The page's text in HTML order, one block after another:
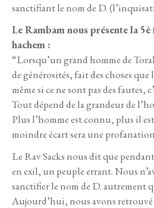
sanctifiant le nom de D.
Le Rambam nous présente la
hachem :
“Lorsqu’un grand homme de
de générosités, fait des choses
même si ce ne sont pas des fautes,
Tout dépend de la grandeur de
Plus l’homme est connu, plus il
moindre écart sera une
Le Rav Sacks nous dit que
en exil, un peuple errant. Nous
sanctifier le nom de D. autrement
Aujourd’hui, nous avons retrouvé